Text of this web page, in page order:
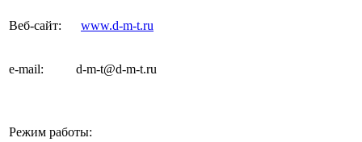
Веб-сайт: www.d-m-t.ru
e-mail: d-m-t@d-m-t.ru
Режим работы: